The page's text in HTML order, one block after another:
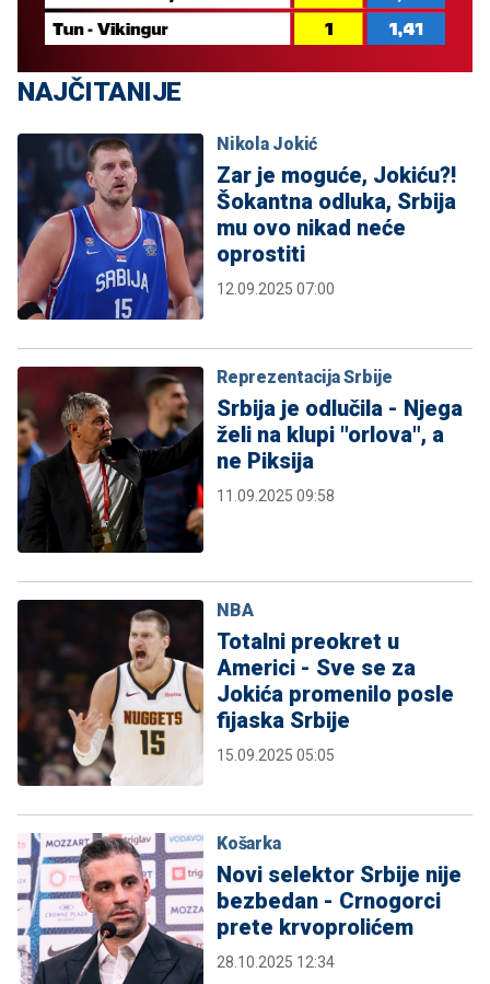
NAJČITANIJE
Nikola Jokić
Zar je moguće, Jokiću?!
Šokantna odluka, Srbija
mu ovo nikad neće
oprostiti
12.09.2025 07:00
Reprezentacija Srbije
Srbija je odlučila - Njega
želi na klupi "orlova", a
ne Piksija
11.09.2025 09:58
NBA
Totalni preokret u
Americi - Sve se za
Jokića promenilo posle
fijaska Srbije
15.09.2025 05:05
Košarka
Novi selektor Srbije nije
bezbedan - Crnogorci
prete krvoprolićem
28.10.2025 12:34